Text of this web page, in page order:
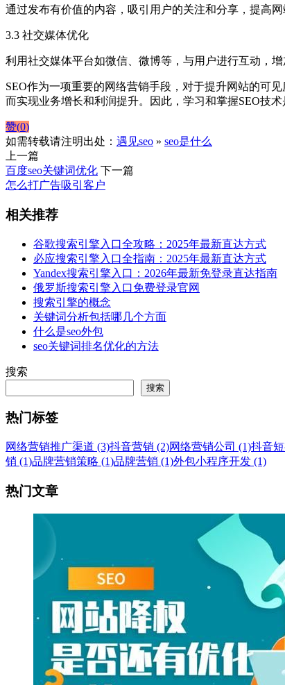
通过发布有价值的内容，吸引用户的关注和分享，提高
3.3 社交媒体优化
利用社交媒体平台如微信、微博等，与用户进行互动，
SEO作为一项重要的网络营销手段，对于提升网站的可
而实现业务增长和利润提升。因此，学习和掌握SEO技术
赞(0)
如需转载请注明出处： 遇见seo » seo是什么
上一篇
百度seo关键词优化 下一篇
怎么打广告吸引客户
相关推荐
谷歌搜索引擎入口全攻略：2025年最新直达方式
必应搜索引擎入口全指南：2025年最新直达方式
Yandex搜索引擎入口：2026年最新免登录直达指南
俄罗斯搜索引擎入口免费登录官网
搜索引擎的概念
关键词分析包括哪几个方面
什么是seo外包
seo关键词排名优化的方法
搜索
搜索
热门标签
网络营销推广渠道 (3)抖音营销 (2)网络营销公司 (1)抖音
销 (1)品牌营销策略 (1)品牌营销 (1)外包小程序开发 (1)
热门文章